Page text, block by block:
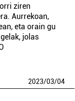
ziren
Aurrekoan,
eta orain gu
jolas
2023/03/04